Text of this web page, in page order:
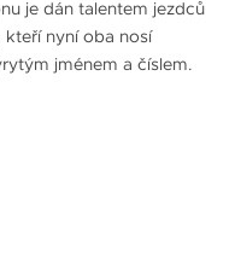
je dán talentem jezdců
kteří nyní oba nosí
jménem a číslem.